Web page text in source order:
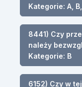
Kategorie: A, B,
8441) Czy
należy
Kategorie: B
6152) Czy w